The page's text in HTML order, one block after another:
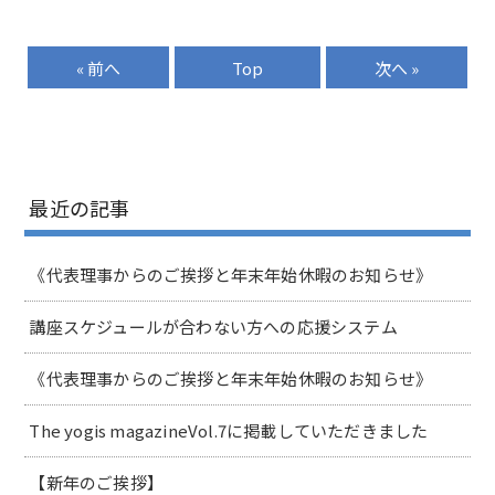
« 前へ Top 次へ »
最近の記事
《代表理事からのご挨拶と年末年始休暇のお知らせ》
講座スケジュールが合わない方への応援システム
《代表理事からのご挨拶と年末年始休暇のお知らせ》
The yogis magazineVol.7に掲載していただきました
【新年のご挨拶】